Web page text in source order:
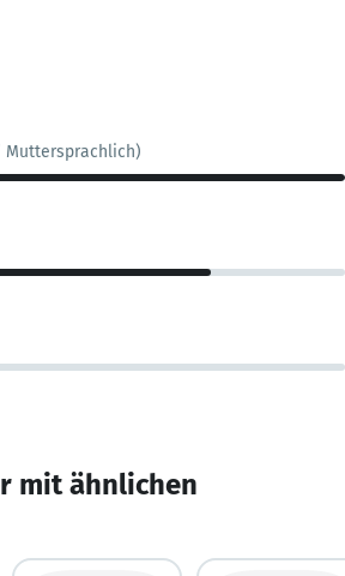
Muttersprachlich)
mit ähnlichen